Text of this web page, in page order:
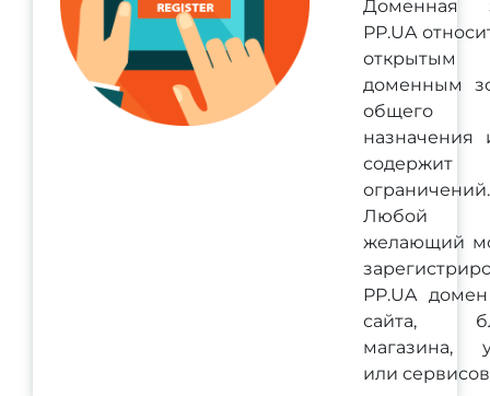
Доменная
PP.UA
открытым
доменным
общего
назначения
содержит
ограничений.
Любой
желающий
PP.UA
сайта,
магазина,
или